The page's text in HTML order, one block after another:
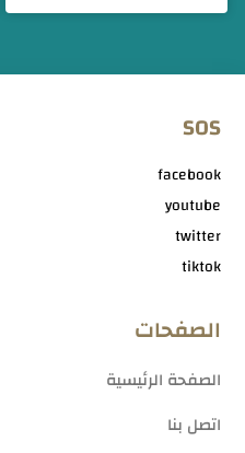
الصفحات
الصفحة الرئيسية
اتصل بنا
SOS
facebook
youtube
twitter
tiktok